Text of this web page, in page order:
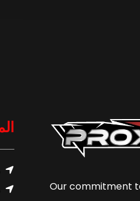
Our commitment